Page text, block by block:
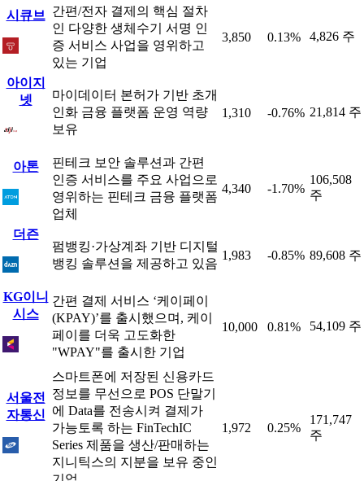
시큐브 간편/전자 결제의 핵심 절차
인 다양한 생체수기 서명 인
증 서비스 사업을 영위하고
있는 기업
3,850 0.13% 4,826 주
아이지
넷
마이데이터 본허가 기반 초개
인화 금융 플랫폼 운영 역량
보유
1,310 -0.76% 21,814 주
아톤
핀테크 보안 솔루션과 간편
인증 서비스를 주요 사업으로
영위하는 핀테크 금융 플랫폼
업체
4,340 -1.70%
106,508
주
더즌
펌뱅킹·가상계좌 기반 디지털
뱅킹 솔루션을 제공하고 있음
1,983 -0.85% 89,608 주
KG이니
시스
간편 결제 서비스 ‘케이페이
(KPAY)’를 출시했으며, 케이
페이를 더욱 고도화한
"WPAY"를 출시한 기업
10,000 0.81% 54,109 주
서울전
자통신
스마트폰에 저장된 신용카드
정보를 무선으로 POS 단말기
에 Data를 전송시켜 결제가
가능토록 하는 FinTechIC
Series 제품을 생산/판매하는
지니틱스의 지분을 보유 중인
1,972 0.25%
171,747
주